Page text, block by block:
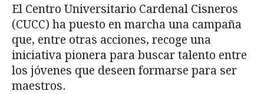
El Centro Universitario Cardenal Cisneros
(CUCC) ha puesto en marcha una campaña
que, entre otras acciones, recoge una
iniciativa pionera para buscar talento entre
los jóvenes que deseen formarse para ser
maestros.